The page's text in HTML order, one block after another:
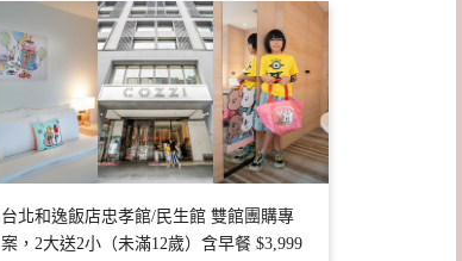
台北和逸飯店忠孝館/民生館 雙館團購專
案，2大送2小（未滿12歲）含早餐 $3,999